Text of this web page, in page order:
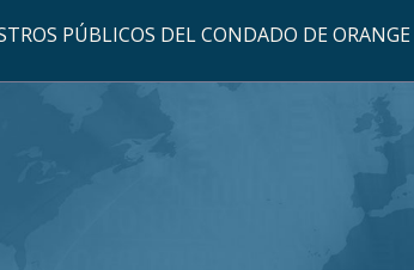
PÚBLICOS DEL CONDADO DE ORANGE